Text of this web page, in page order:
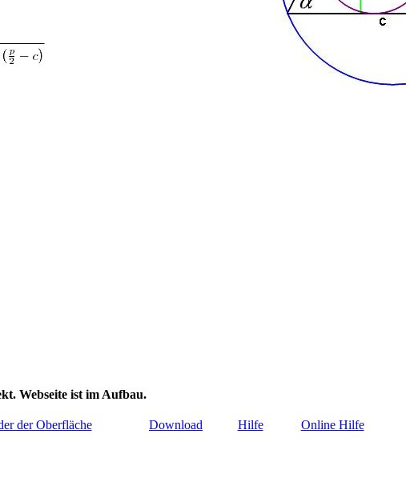
Webseite ist im Aufbau.
der Oberfläche Download Hilfe Online Hilfe